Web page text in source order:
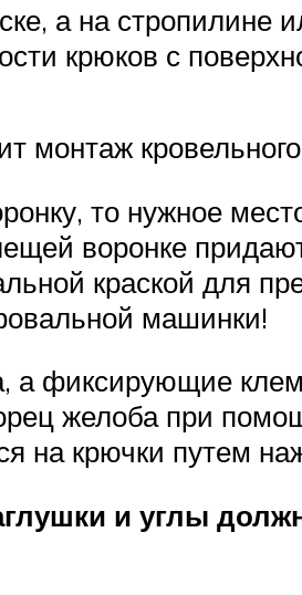
а на стропилине
крюков с
монтаж
то нужное
воронке
краской для
машинки!
а фиксирующие
желоба при
на крючки путем
и углы